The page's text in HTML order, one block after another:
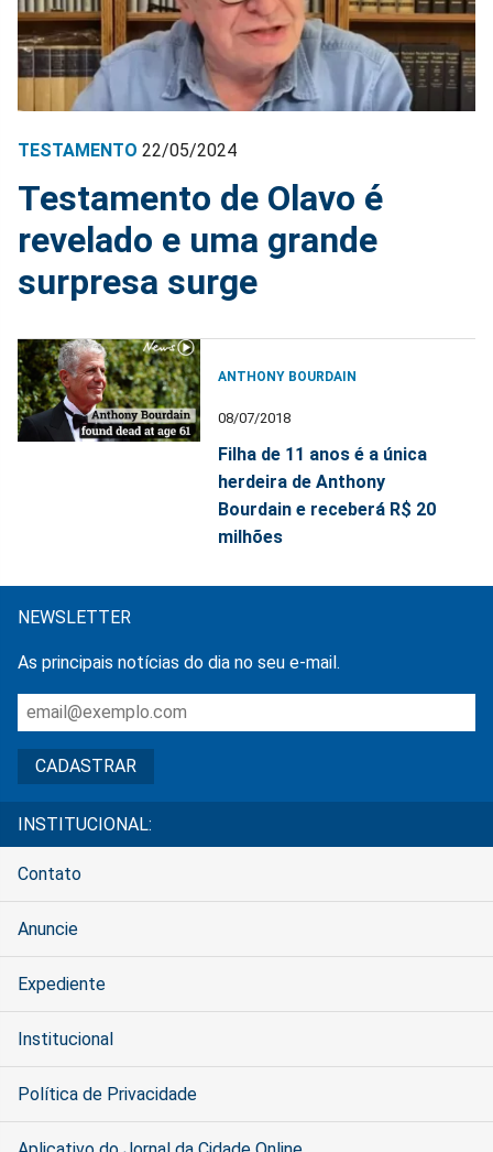
TESTAMENTO 22/05/2024
Testamento de Olavo é
revelado e uma grande
surpresa surge
ANTHONY BOURDAIN
08/07/2018
Filha de 11 anos é a única
herdeira de Anthony
Bourdain e receberá R$ 20
milhões
NEWSLETTER
As principais notícias do dia no seu e-mail.
INSTITUCIONAL:
Contato
Anuncie
Expediente
Institucional
Política de Privacidade